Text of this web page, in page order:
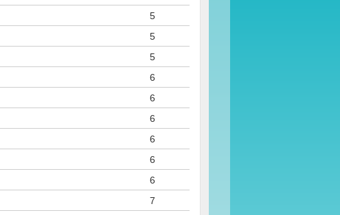
5
5
5
6
6
6
6
6
6
7